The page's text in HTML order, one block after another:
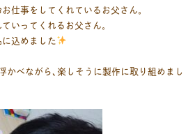
仕事をしてくれているお父さん。
いってくれるお父さん。
込めました
かべながら､楽しそうに製作に取り組めまし